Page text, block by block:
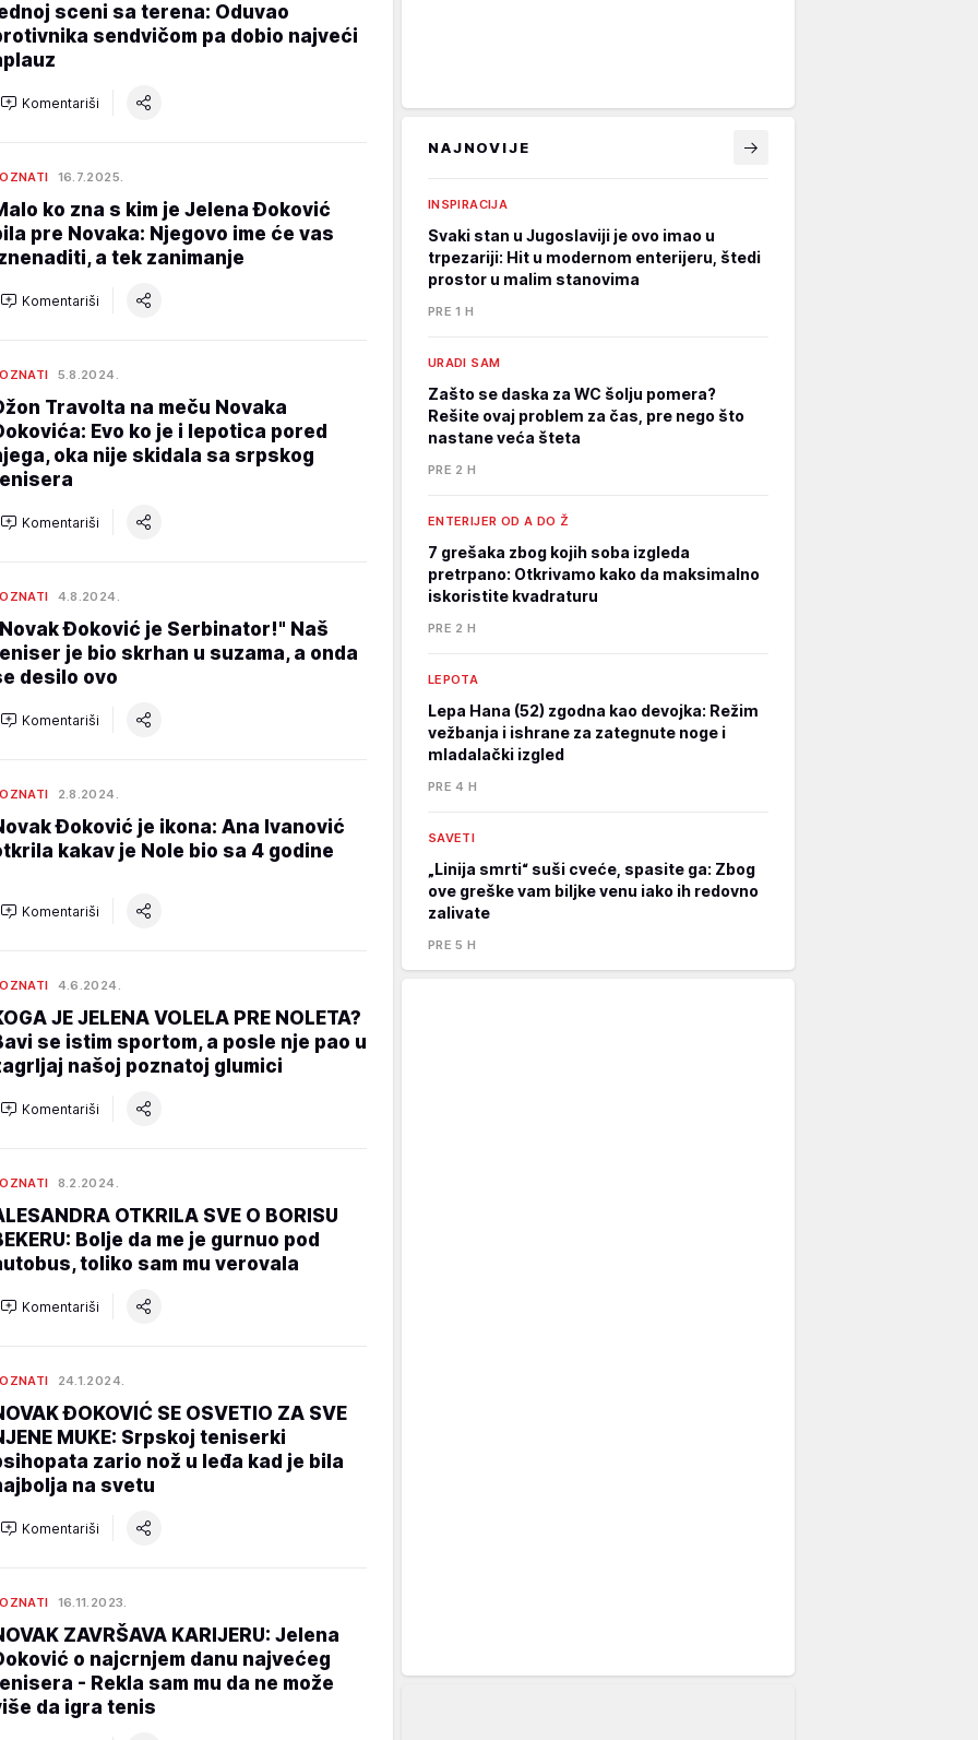
sceni sa terena: Oduvao
sendvičom pa dobio najveći
Komentariši
16.7.2025.
ko zna s kim je Jelena Đoković
pre Novaka: Njegovo ime će vas
a tek zanimanje
Komentariši
5.8.2024.
Travolta na meču Novaka
Evo ko je i lepotica pored
oka nije skidala sa srpskog
Komentariši
4.8.2024.
Đoković je Serbinator!" Naš
je bio skrhan u suzama, a onda
desilo ovo
Komentariši
2.8.2024.
Đoković je ikona: Ana Ivanović
kakav je Nole bio sa 4 godine
Komentariši
4.6.2024.
JE JELENA VOLELA PRE NOLETA?
se istim sportom, a posle nje pao u
našoj poznatoj glumici
Komentariši
8.2.2024.
OTKRILA SVE O BORISU
Bolje da me je gurnuo pod
toliko sam mu verovala
Komentariši
24.1.2024.
ĐOKOVIĆ SE OSVETIO ZA SVE
MUKE: Srpskoj teniserki
zario nož u leđa kad je bila
na svetu
Komentariši
16.11.2023.
ZAVRŠAVA KARIJERU: Jelena
o najcrnjem danu najvećeg
- Rekla sam mu da ne može
da igra tenis
NAJNOVIJE
INSPIRACIJA
Svaki stan u Jugoslaviji je ovo imao u
trpezariji: Hit u modernom enterijeru, štedi
prostor u malim stanovima
PRE 1 H
URADI SAM
Zašto se daska za WC šolju pomera?
Rešite ovaj problem za čas, pre nego što
nastane veća šteta
PRE 2 H
ENTERIJER OD A DO Ž
7 grešaka zbog kojih soba izgleda
pretrpano: Otkrivamo kako da maksimalno
iskoristite kvadraturu
PRE 2 H
LEPOTA
Lepa Hana (52) zgodna kao devojka: Režim
vežbanja i ishrane za zategnute noge i
mladalački izgled
PRE 4 H
SAVETI
„Linija smrti“ suši cveće, spasite ga: Zbog
ove greške vam biljke venu iako ih redovno
zalivate
PRE 5 H